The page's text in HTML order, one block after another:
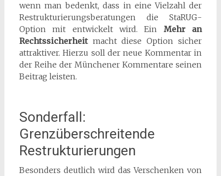
wenn man bedenkt, dass in eine Vielzahl der
Restrukturierungsberatungen die StaRUG-
Option mit entwickelt wird. Ein Mehr an
Rechtssicherheitmacht diese Option sicher
attraktiver. Hierzu soll der neue Kommentar in
der Reihe der Münchener Kommentare seinen
Beitrag leisten.
Sonderfall:
Grenzüberschreitende
Restrukturierungen
Besonders deutlich wird das Verschenken von